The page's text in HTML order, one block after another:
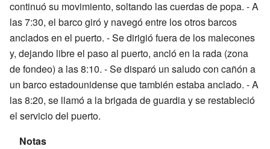
continuó su movimiento, soltando las cuerdas de popa. - A
las 7:30, el barco giró y navegó entre los otros barcos
anclados en el puerto. - Se dirigió fuera de los malecones
y, dejando libre el paso al puerto, ancló en la rada (zona
de fondeo) a las 8:10. - Se disparó un saludo con cañón a
un barco estadounidense que también estaba anclado. - A
las 8:20, se llamó a la brigada de guardia y se restableció
el servicio del puerto.
Notas